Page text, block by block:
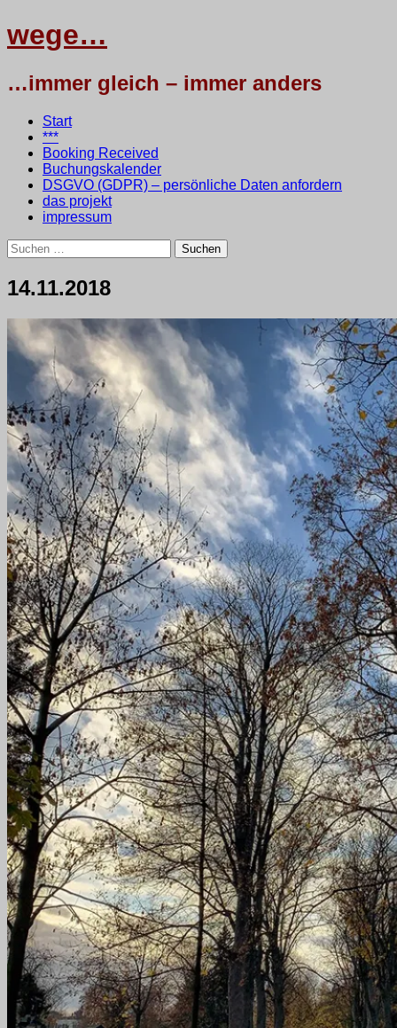
wege…
…immer gleich – immer anders
Menü
Zum
Inhalt
springen
Start
***
Booking Received
Buchungskalender
DSGVO (GDPR) – persönliche Daten anfordern
das projekt
impressum
Suchen
nach:
14.11.2018
14.
November
2018
•testbaum